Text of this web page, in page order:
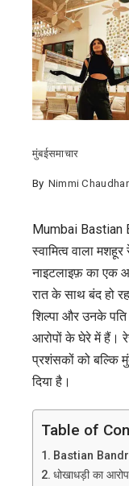
मुंबईसमाचार
By Nimmi
Mumbai Bastian
स्वामित्व वाला
नाइटलाइफ़ का एक
रात के साथ बंद हो
शिल्पा और उनके पति
आरोपों के घेरे में हैं।
प्रशंसकों को बल्कि
दिया है।
Table of
Bastian
धोखाधड़ी का